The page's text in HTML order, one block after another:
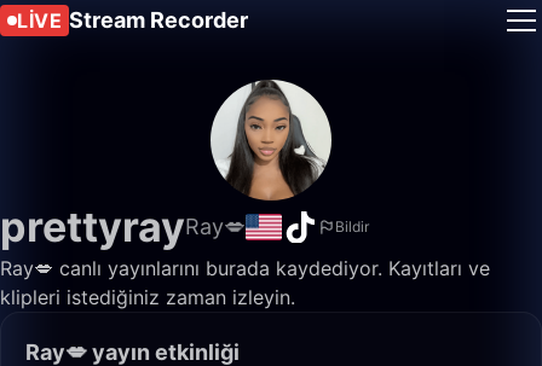
LIVE Stream Recorder
prettyrayRay💋 Bildir
Ray💋 canlı yayınlarını burada kaydediyor. Kayıtları ve
klipleri istediğiniz zaman izleyin.
Ray💋 yayın etkinliği